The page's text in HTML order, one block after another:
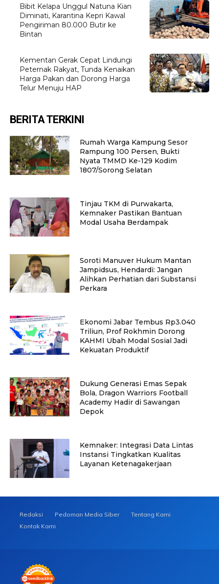
Bibit Kelapa Unggul Natuna Kian
Diminati, Karantina Kepri Kawal
Pengiriman 80.000 Butir ke
Bintan
Kementan Gerak Cepat Lindungi
Peternak Rakyat, Tunda Kenaikan
Harga Pakan dan Dorong Harga
Telur Menuju HAP
BERITA TERKINI
Rumah Warga Kampung Sesor
Rampung 100 Persen, Bukti
Nyata TMMD Ke-129 Kodim
1807/Sorong Selatan
Tinjau TKM di Purwakarta,
Kemnaker Pastikan Bantuan
Modal Usaha Berdampak
Soroti Manuver Hukum Mantan
Jampidsus, Hendardi: Jangan
Alihkan Perhatian dari Substansi
Perkara
Ekonomi Jabar Tembus Rp3.040
Triliun, Prof Rokhmin Dorong
KAHMI Ubah Modal Sosial Jadi
Kekuatan Produktif
Dukung Generasi Emas Sepak
Bola, Dragon Warriors Football
Academy Hadir di Sawangan
Depok
Kemnaker: Integrasi Data Lintas
Instansi Tingkatkan Kualitas
Layanan Ketenagakerjaan
Redaksi Pedoman Media Siber
Tentang Kami
Kontak Kami